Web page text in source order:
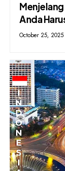
Menjelang
Anda
October 25, 2025